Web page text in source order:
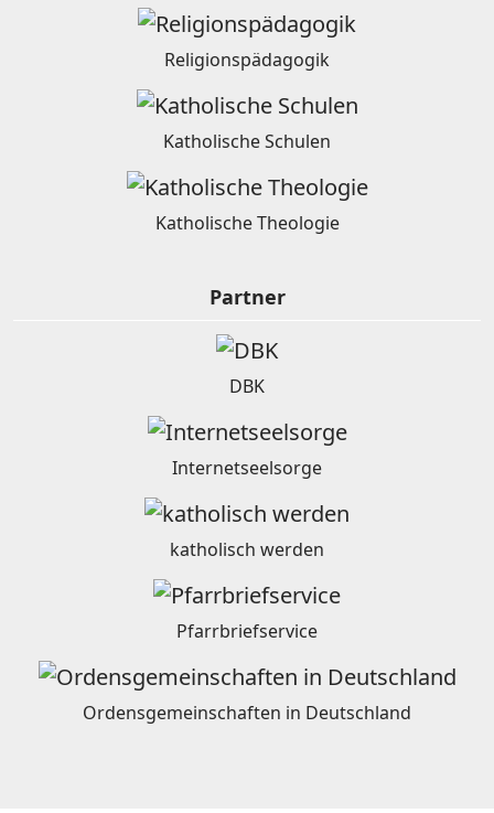
Religionspädagogik
Katholische Schulen
Katholische Theologie
Partner
DBK
Internetseelsorge
katholisch werden
Pfarrbriefservice
Ordensgemeinschaften in Deutschland